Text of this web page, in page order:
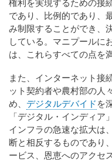
権利を実現するための接
であり、比例的であり、
み制限することができ、
している。マニプールに
は、これらすべての点を
また、インターネット接
ット契約者や農村部の人
め、 デジタルデバイド を
「デジタル・インディ
インフラの急速な拡大は
断と相反するものであり
ービス、恩恵へのアクセ